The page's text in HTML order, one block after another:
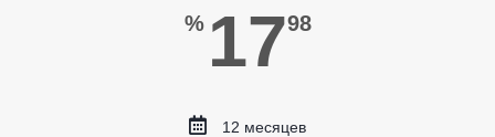
% 1798
12 месяцев